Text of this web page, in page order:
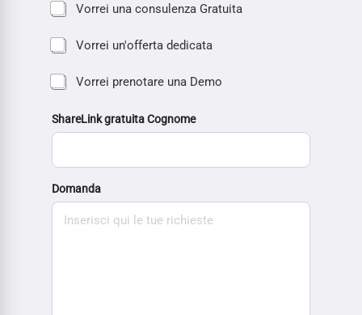
Vorrei una consulenza Gratuita
Vorrei un'offerta dedicata
Vorrei prenotare una Demo
ShareLink gratuita Cognome
Domanda